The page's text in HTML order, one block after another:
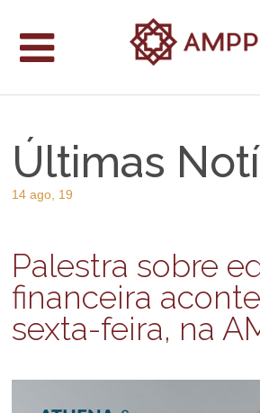
Últimas
14 ago, 19
Palestra sobre
financeira
sexta-feira, na